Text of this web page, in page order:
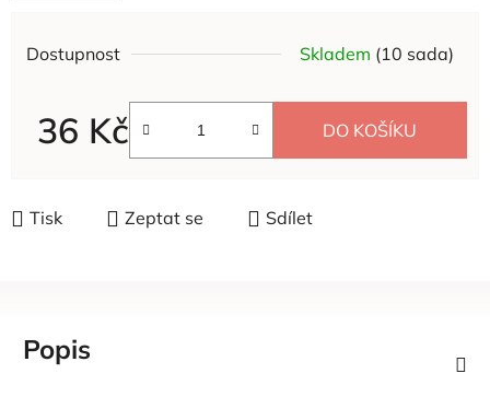
Dostupnost Skladem (10 sada)
36 Kč
Měrná cena:
DO KOŠÍKU
Tisk Zeptat se Sdílet
Popis